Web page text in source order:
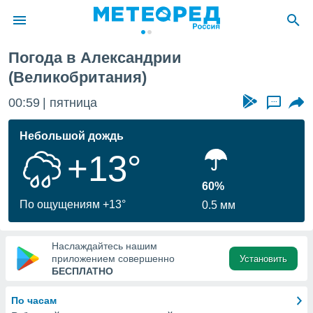
о
Вы можете
к этому
доступ
Погода в Александрии
(Великобритания)
00:59 пятница ...
Небольшой дождь
+13°
По ощущениям +13°
60%
0.5 мм
Наслаждайтесь нашим
приложением совершенно
БЕСПЛАТНО
Установить
По часам